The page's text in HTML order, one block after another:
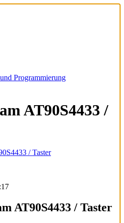
Programmierung
AT90S4433 /
/ Taster
AT90S4433 / Taster